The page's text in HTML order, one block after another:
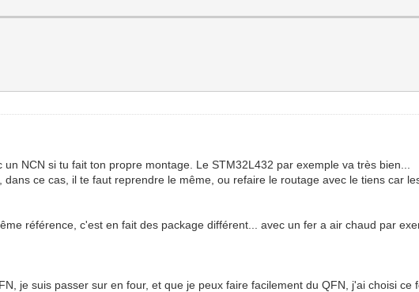
NCN si tu fait ton propre montage. Le STM32L432 par exemple va très bien...
ce cas, il te faut reprendre le même, ou refaire le routage avec le tiens car
référence, c'est en fait des package différent... avec un fer a air chaud par
je suis passer sur en four, et que je peux faire facilement du QFN, j'ai choisi